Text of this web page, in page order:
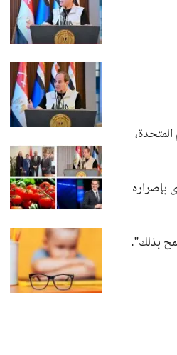
بإصراره
بذلك”.